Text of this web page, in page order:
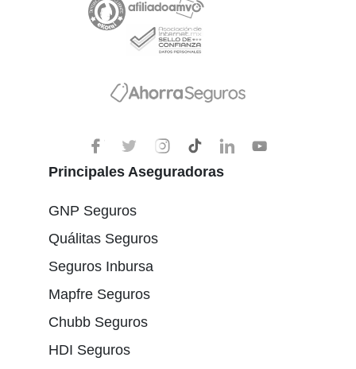
Principales Aseguradoras
GNP Seguros
Quálitas Seguros
Seguros Inbursa
Mapfre Seguros
Chubb Seguros
HDI Seguros